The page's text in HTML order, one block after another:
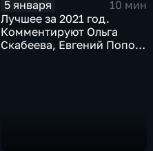
5 января
10 мин
Лучшее за 2021 год.
Комментируют Ольга
Скабеева, Евгений Попов